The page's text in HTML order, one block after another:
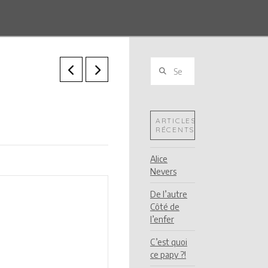
ARTICLES
RÉCENTS
Alice
Nevers
De l’autre
Côté de
l’enfer
C’est quoi
ce papy ?!